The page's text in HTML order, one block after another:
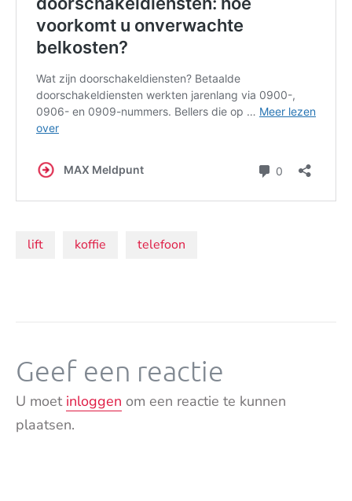
Onderwerpen:
lift koffie telefoon
Geef een reactie
U moet inloggen om een reactie te kunnen
plaatsen.